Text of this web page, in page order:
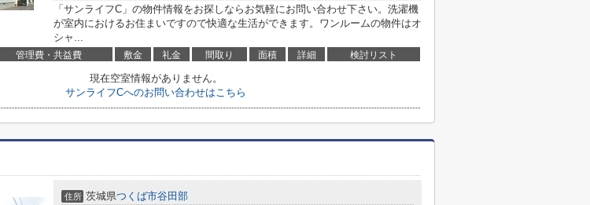
「サンライフC」の物件情報をお探しならお気軽にお問い合わせ下さい。洗濯機
が室内におけるお住まいですので快適な生活ができます。ワンルームの物件はオ
シャ...
管理費・共益費 敷金 礼金 間取り 面積 詳細 検討リスト
現在空室情報がありません。
サンライフCへのお問い合わせはこちら
住所 茨城県つくば市谷田部